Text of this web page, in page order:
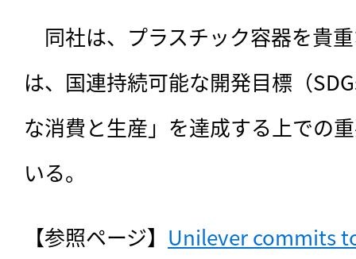
同社は、プラスチック容器を貴
は、国連持続可能な開発目標（
な消費と生産」を達成する上での
いる。
【参照ページ】 Unilever commits